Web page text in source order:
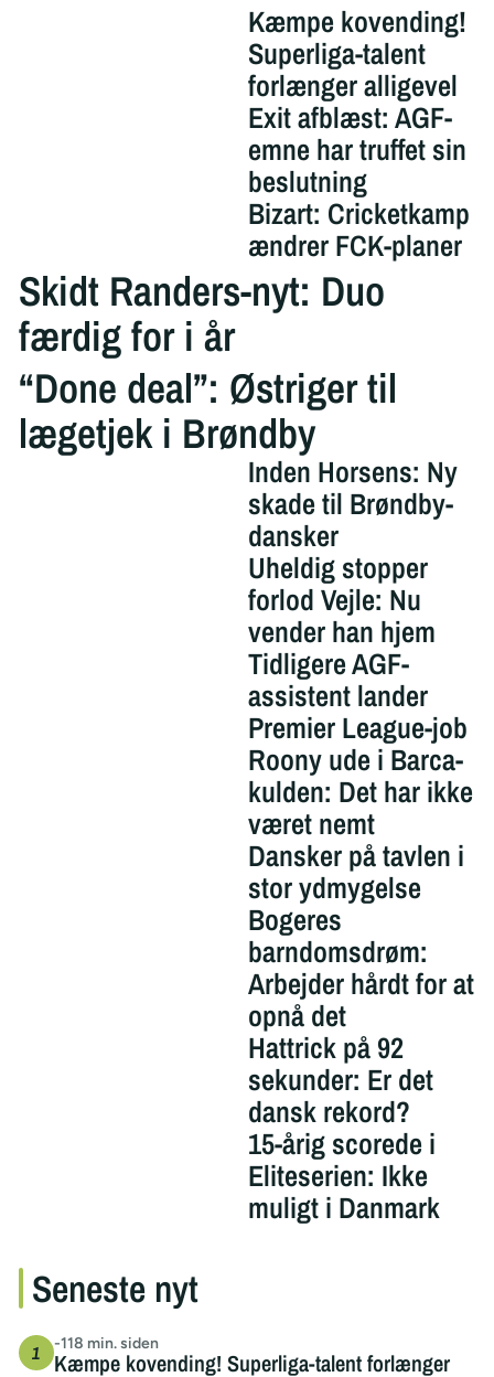
Kæmpe kovending!
Superliga-talent
forlænger alligevel
Exit afblæst: AGF-
emne har truffet sin
beslutning
Bizart: Cricketkamp
ændrer FCK-planer
Skidt Randers-nyt: Duo
færdig for i år
“Done deal”: Østriger til
lægetjek i Brøndby
Inden Horsens: Ny
skade til Brøndby-
dansker
Uheldig stopper
forlod Vejle: Nu
vender han hjem
Tidligere AGF-
assistent lander
Premier League-job
Roony ude i Barca-
kulden: Det har ikke
været nemt
Dansker på tavlen i
stor ydmygelse
Bogeres
barndomsdrøm:
Arbejder hårdt for at
opnå det
Hattrick på 92
sekunder: Er det
dansk rekord?
15-årig scorede i
Eliteserien: Ikke
muligt i Danmark
Seneste nyt
-118 min. siden
Kæmpe kovending! Superliga-talent forlænger